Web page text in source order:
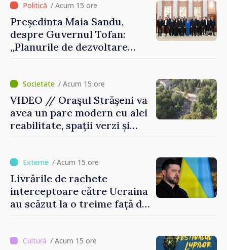
/ Acum 15 ore
Președinta Maia Sandu,
despre Guvernul Tofan:
„Planurile de dezvoltare
stabilitate pentru a reuși”
/ Acum 15 ore
VIDEO // Oraşul Strășeni va
avea un parc modern cu alei
reabilitate, spații verzi și
/ Acum 15 ore
Livrările de rachete
interceptoare către Ucraina
au scăzut la o treime față de
/ Acum 15 ore